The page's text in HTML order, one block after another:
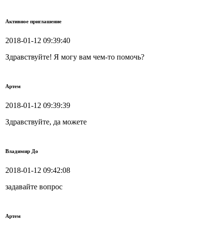
Активное приглашение
2018-01-12 09:39:40
Здравствуйте! Я могу вам чем-то помочь?
Артем
2018-01-12 09:39:39
Здравствуйте, да можете
Владимир До
2018-01-12 09:42:08
задавайте вопрос
Артем